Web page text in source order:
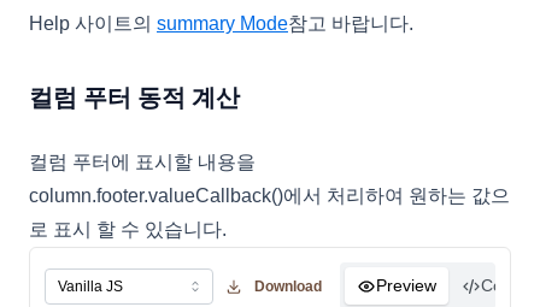
Help 사이트의 summary Mode참고 바랍니다.
컬럼 푸터 동적 계산
컬럼 푸터에 표시할 내용을
column.footer.valueCallback()에서 처리하여 원하는 값으
로 표시 할 수 있습니다.
Download Preview Code